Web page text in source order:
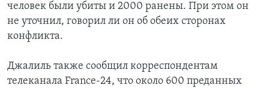
человек были убиты и 2000 ранены. При этом он
не уточнил, говорил ли он об обеих сторонах
конфликта.
Джалиль также сообщил корреспондентам
телеканала France-24, что около 600 преданных